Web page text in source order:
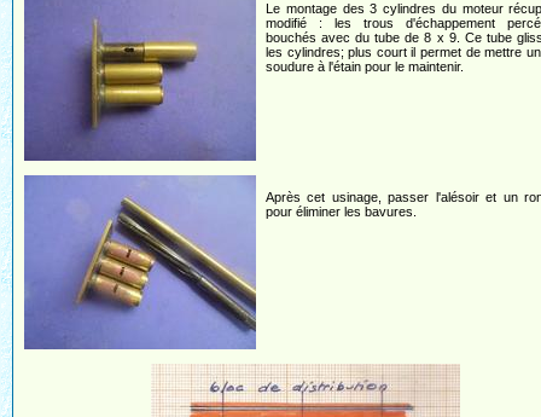
Le montage des 3 cylindres du moteur
modifié : les trous d'échappement
bouchés avec du tube de 8 x 9. Ce tube
les cylindres; plus court il permet de mettre
soudure à l'étain pour le maintenir.
Après cet usinage, passer l'alésoir et un
pour éliminer les bavures.